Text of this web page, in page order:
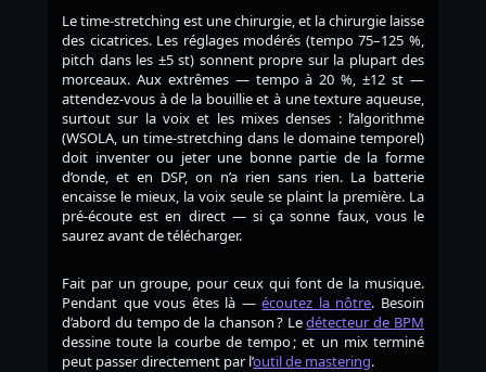
Le time-stretching est une chirurgie, et la chirurgie laisse
des cicatrices. Les réglages modérés (tempo 75–125 %,
pitch dans les ±5 st) sonnent propre sur la plupart des
morceaux. Aux extrêmes — tempo à 20 %, ±12 st —
attendez-vous à de la bouillie et à une texture aqueuse,
surtout sur la voix et les mixes denses : l’algorithme
(WSOLA, un time-stretching dans le domaine temporel)
doit inventer ou jeter une bonne partie de la forme
d’onde, et en DSP, on n’a rien sans rien. La batterie
encaisse le mieux, la voix seule se plaint la première. La
pré-écoute est en direct — si ça sonne faux, vous le
saurez avant de télécharger.
Fait par un groupe, pour ceux qui font de la musique.
Pendant que vous êtes là —écoutez la nôtre. Besoin
d’abord du tempo de la chanson ? Ledétecteur de BPM
dessine toute la courbe de tempo ; et un mix terminé
peut passer directement par l’outil de mastering.